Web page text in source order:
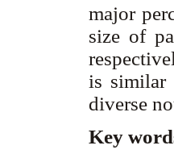
major
size of
is similar
diverse
Key